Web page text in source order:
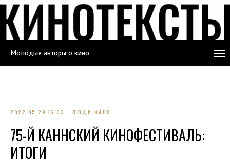
Молодые авторы о кино
2022-05-29 16:03 ЛЮДИ КИНО
75-Й КАННСКИЙ КИНОФЕСТИВАЛЬ:
ИТОГИ